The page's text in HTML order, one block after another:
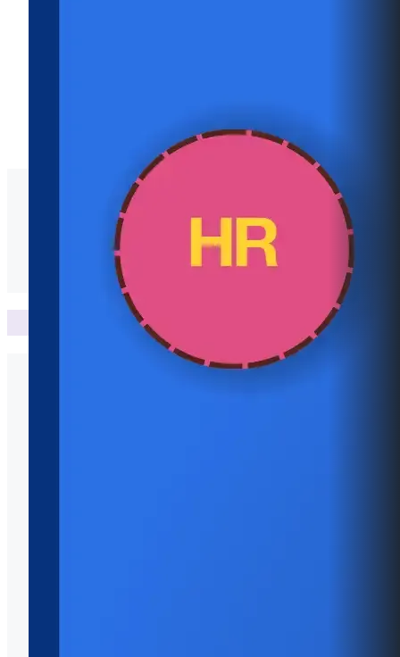
O18 ข้อมูลสถิติเรื่องร้องเรียนประจำปี พ.ศ. 2568
ข้อมูลสถิติเรื่องร้องเรียนประจำปี พ.ศ. 2568
นโยบายและความเสี่ยง
O20 การขับเคลื่อนนโยบาย No Gift Policy